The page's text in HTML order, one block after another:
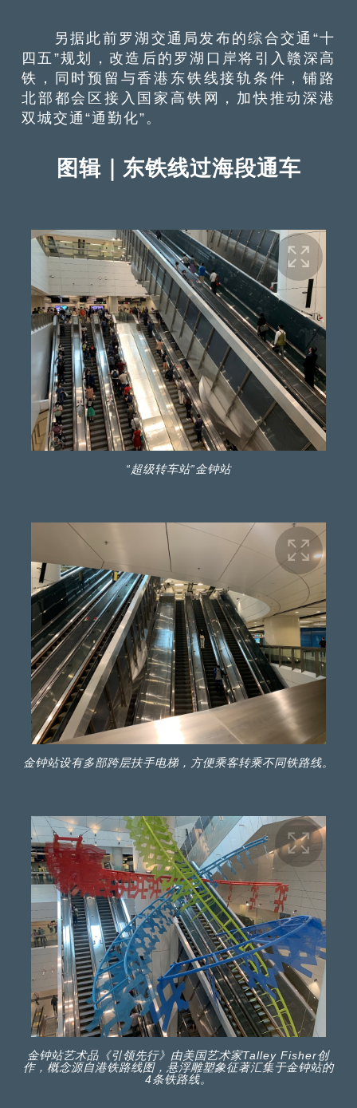
另据此前罗湖交通局发布的综合交通“十
四五”规划，改造后的罗湖口岸将引入赣深高
铁，同时预留与香港东铁线接轨条件，铺路
北部都会区接入国家高铁网，加快推动深港
双城交通“通勤化”。
图辑｜东铁线过海段通车
“超级转车站”金钟站
金钟站设有多部跨层扶手电梯，方便乘客转乘不同铁路线。
金钟站艺术品《引领先行》由美国艺术家Talley Fisher创
作，概念源自港铁路线图，悬浮雕塑象征著汇集于金钟站的
4条铁路线。